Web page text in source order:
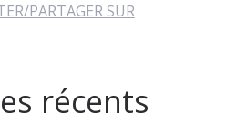
PARTAGER SUR
récents